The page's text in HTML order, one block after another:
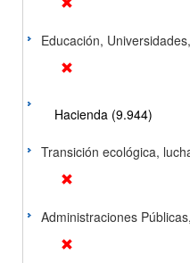
Educación,
Hacienda (9.944)
Transición ecológica,
Administraciones